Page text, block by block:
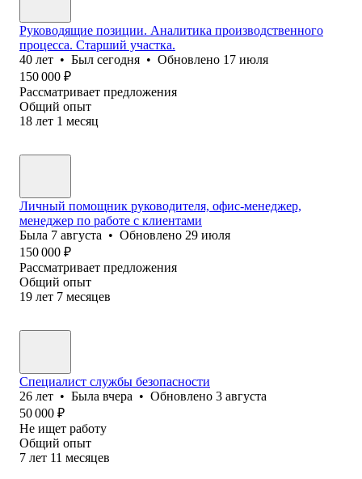
Руководящие позиции. Аналитика производственного
процесса. Старший участка.
40 лет • Был сегодня • Обновлено 17 июля
150 000 ₽
Рассматривает предложения
Общий опыт
18 лет 1 месяц
Личный помощник руководителя, офис-менеджер,
менеджер по работе с клиентами
Была 7 августа • Обновлено 29 июля
150 000 ₽
Рассматривает предложения
Общий опыт
19 лет 7 месяцев
Специалист службы безопасности
26 лет • Была вчера • Обновлено 3 августа
50 000 ₽
Не ищет работу
Общий опыт
7 лет 11 месяцев